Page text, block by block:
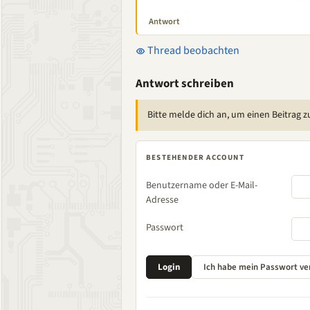
Antwort
Thread beobachten
Antwort schreiben
Bitte melde dich an, um einen Beitrag
BESTEHENDER ACCOUNT
Benutzername oder E-Mail-
Adresse
Passwort